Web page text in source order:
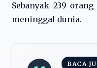
Sebanyak 239
meninggal dunia.
BACA